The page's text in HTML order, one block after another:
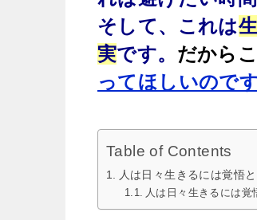
そして、これは
実です。 だから
ってほしいのです
Table of Contents
人は日々生きるには覚悟
人は日々生きるには覚